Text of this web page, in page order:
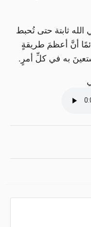
ثابتة حتى تُحبط
أنَّ أعظمَ طريقةٍ
به في كلِّ أمرٍ.